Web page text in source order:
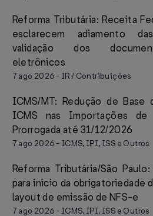
Reforma Tributária: Receita
esclarecem adiamento
validação dos
eletrônicos
7 ago 2026- IR / Contribuições
ICMS/MT: Redução de Base
ICMS nas Importações de
Prorrogada até 31/12/2026
7 ago 2026- ICMS, IPI, ISS e Outros
Reforma Tributária/São
para início da obrigatoriedade
layout de emissão de NFS-e
7 ago 2026- ICMS, IPI, ISS e Outros